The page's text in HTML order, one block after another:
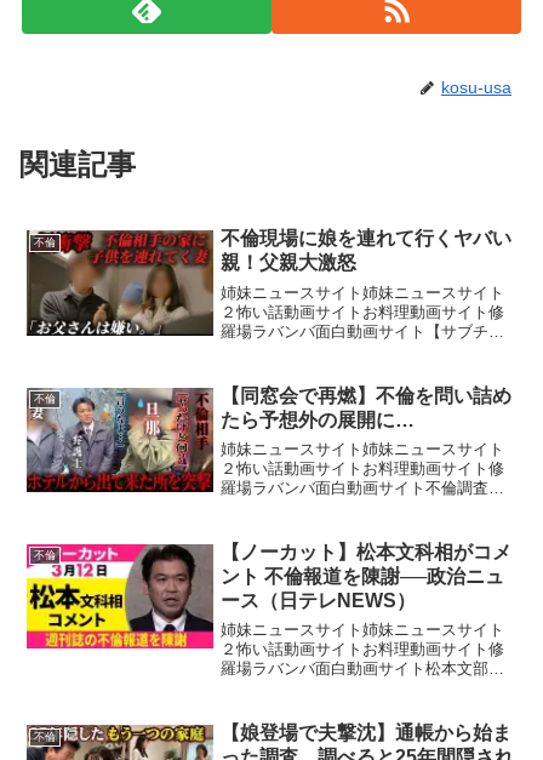
kosu-usa
関連記事
不倫
不倫現場に娘を連れて行くヤバい
親！父親大激怒
姉妹ニュースサイト姉妹ニュースサイト
２怖い話動画サイトお料理動画サイト修
羅場ラバンバ面白動画サイト【サブチャ
ジュエリーHP】〜コノ街〜 「K」 〜
Cry〜...
不倫
【同窓会で再燃】不倫を問い詰め
たら予想外の展開に…
姉妹ニュースサイト姉妹ニュースサイト
２怖い話動画サイトお料理動画サイト修
羅場ラバンバ面白動画サイト不倫調査依
探偵社です。年間の相談件数は15,000件
長...
不倫
【ノーカット】松本文科相がコメ
ント 不倫報道を陳謝──政治ニュ
ース（日テレNEWS）
姉妹ニュースサイト姉妹ニュースサイト
２怖い話動画サイトお料理動画サイト修
羅場ラバンバ面白動画サイト松本文部科
から「これまで以上に頑張るように」声
をかけられたと明らかにし...
不倫
【娘登場で夫撃沈】通帳から始ま